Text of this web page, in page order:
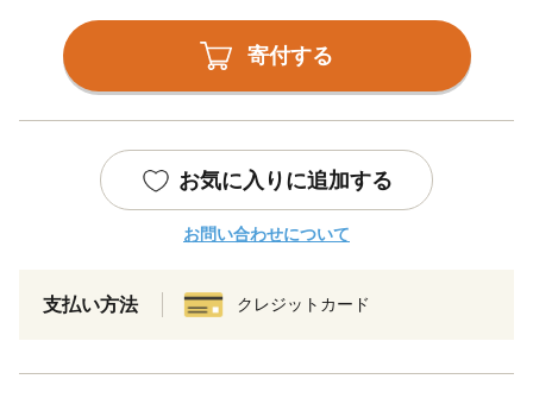
寄付する
お気に入りに追加する
お問い合わせについて
支払い方法 クレジットカード